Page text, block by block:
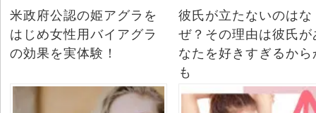
米政府公認の姫アグラを
はじめ女性用バイアグラ
の効果を実体験！
彼氏が立たないのはな
ぜ？その理由は彼氏が
なたを好きすぎるから
も